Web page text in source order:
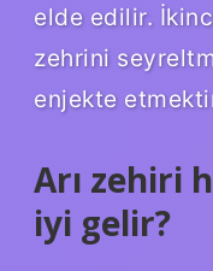
elde edilir.
zehrini
enjekte
Arı zehiri
iyi gelir?